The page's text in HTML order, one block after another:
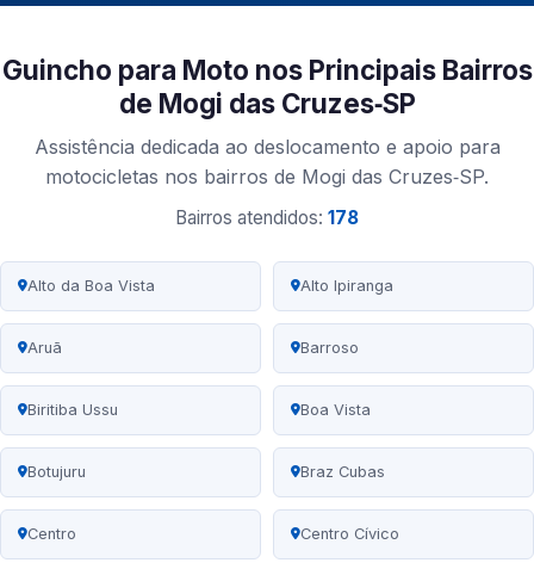
Guincho para Moto nos Principais Bairros
de Mogi das Cruzes‑SP
Assistência dedicada ao deslocamento e apoio para
motocicletas nos bairros de Mogi das Cruzes‑SP.
Bairros atendidos: 178
Alto da Boa Vista Alto Ipiranga
Aruã Barroso
Biritiba Ussu Boa Vista
Botujuru Braz Cubas
Centro Centro Cívico